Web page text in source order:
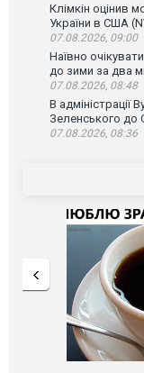
Клімкін оцінив
України в США
07.08.2026, 09:00
Наївно
до зими за два
07.08.2026, 08:48
В адміністрації
Зеленського до
07.08.2026, 08:36